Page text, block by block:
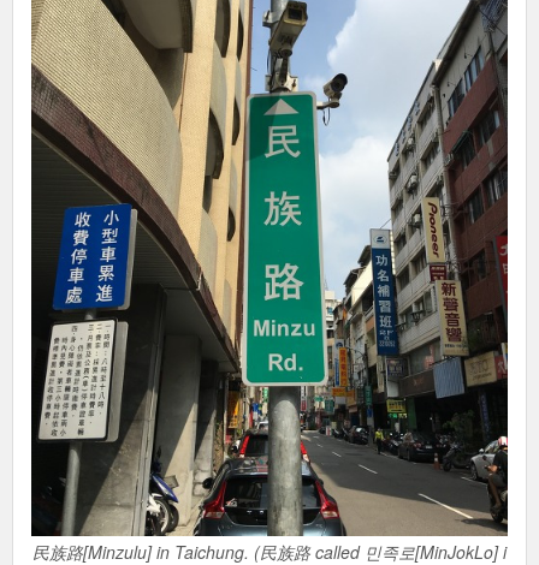
民族路[Minzulu] in Taichung. (民族路 called 민족로[MinJokLo] i